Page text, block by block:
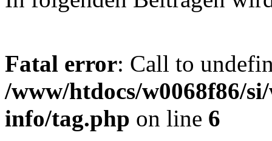
Fatal error: Call to
/www/htdocs/w0068f86/
info/tag.php on line 6